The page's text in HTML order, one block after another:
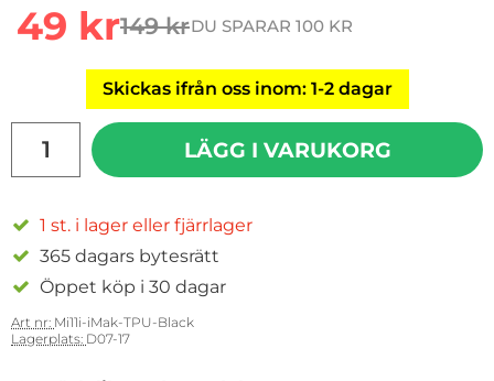
rea pris
49 krtidigare pris
149 krDU SPARAR 100 KR
Skickas ifrån oss inom: 1-2 dagar
LÄGG I VARUKORG
1 st. i lager eller fjärrlager
365 dagars bytesrätt
Öppet köp i 30 dagar
Art nr: Mi11i-iMak-TPU-Black
Lagerplats: D07-17